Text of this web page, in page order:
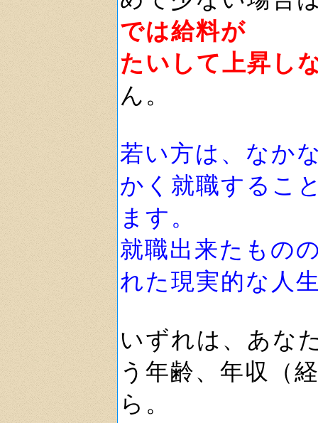
では給料が
たいして上昇し
ん。
若い方は、なか
かく就職するこ
ます。
就職出来たもの
れた現実的な人
いずれは、あな
う年齢、年収（
ら。